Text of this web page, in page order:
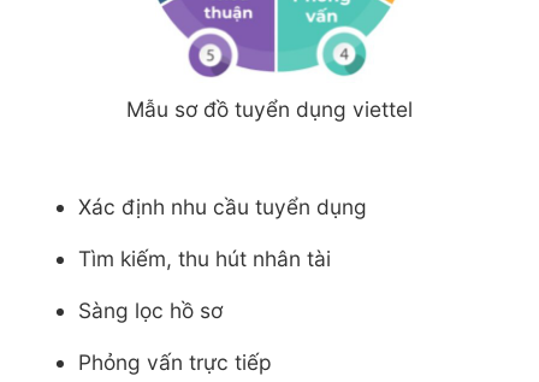
Mẫu sơ đồ tuyển dụng viettel
Xác định nhu cầu tuyển dụng
Tìm kiếm, thu hút nhân tài
Sàng lọc hồ sơ
Phỏng vấn trực tiếp